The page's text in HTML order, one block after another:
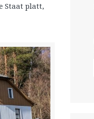
Staat platt,